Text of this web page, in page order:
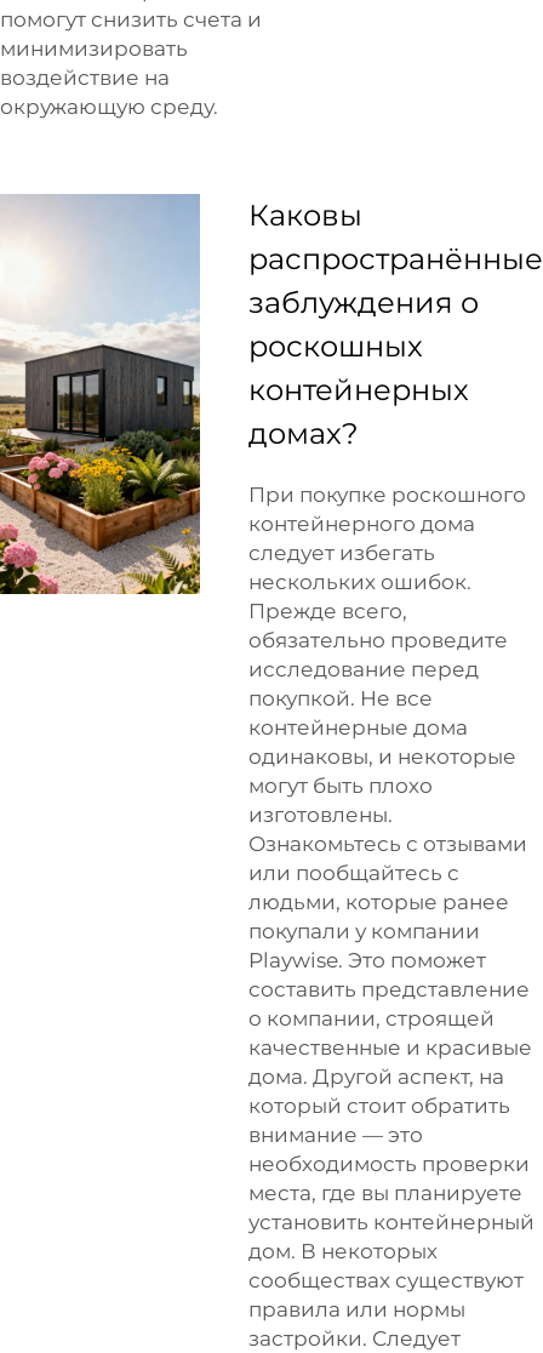
помогут снизить счета и
минимизировать
воздействие на
окружающую среду.
Каковы
распространённые
заблуждения о
роскошных
контейнерных
домах?
При покупке роскошного
контейнерного дома
следует избегать
нескольких ошибок.
Прежде всего,
обязательно проведите
исследование перед
покупкой. Не все
контейнерные дома
одинаковы, и некоторые
могут быть плохо
изготовлены.
Ознакомьтесь с отзывами
или пообщайтесь с
людьми, которые ранее
покупали у компании
Playwise. Это поможет
составить представление
о компании, строящей
качественные и красивые
дома. Другой аспект, на
который стоит обратить
внимание — это
необходимость проверки
места, где вы планируете
установить контейнерный
дом. В некоторых
сообществах существуют
правила или нормы
застройки. Следует